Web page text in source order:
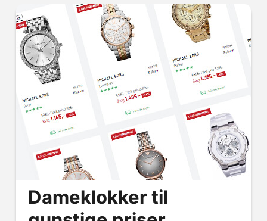
Student, Svigerfar, Svigermor, Søster, Tante,
Venninne.
Dameklokker til